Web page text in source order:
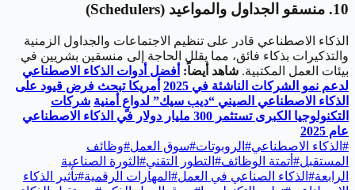
10. منسقو الجداول والمواعيد (Schedulers)
الذكاء الاصطناعي قادر على تنظيم الاجتماعات والجداول الزمنية
والتذكيرات بذكاء فائق، مما يقلل الحاجة إلى منسقين بشريين في
بيئات العمل المكتبية. شاهد أيضاً: أفضل أدوات الذكاء الاصطناعي
لدعم نمو الشركات الناشئة في 2025
أمريكا تبحث فرض قيود على
الذكاء الاصطناعي الصيني “ديب سيك” لدواعٍ أمنية شركات
التكنولوجيا الكبرى تستثمر 300 مليار دولار في الذكاء الاصطناعي
عام 2025
# الذكاء الاصطناعي# الروبوتات#سوق العمل#وظائف
المستقبل# أتمتة الوظائف# التطور التقني# الثورة الصناعية
الرابعة# الذكاء الصناعي في العمل# المهارات الرقمية#تأثير الذكاء